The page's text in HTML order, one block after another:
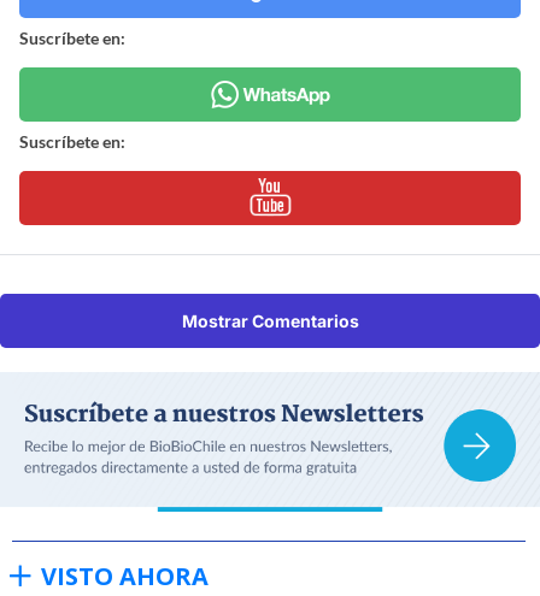
Suscríbete en:
Suscríbete en:
Mostrar Comentarios
VISTO AHORA